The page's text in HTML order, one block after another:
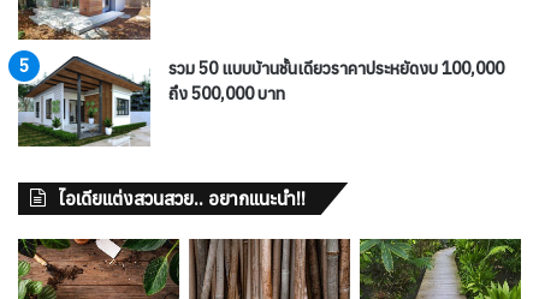
รวม 50 แบบบ้านชั้นเดียวราคาประหยัดงบ 100,000
ถึง 500,000 บาท
ไอเดียแต่งสวนสวย.. อยากแนะนำ!!